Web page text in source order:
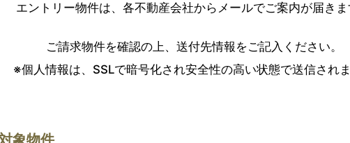
エントリー物件は、各不動産会社からメールでご案内が届き
ご請求物件を確認の上、送付先情報をご記入ください。
※個人情報は、SSLで暗号化され安全性の高い状態で送信され
象物件